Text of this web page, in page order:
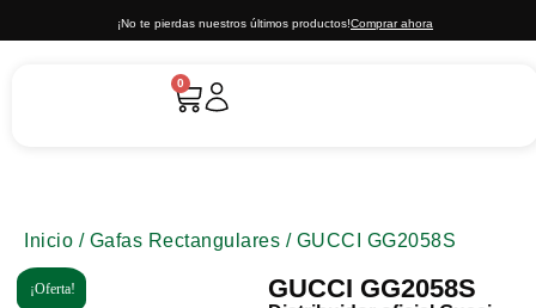
¡No te pierdas nuestros últimos productos!Comprar ahora
0
Inicio / Gafas Rectangulares / GUCCI GG2058S
¡Oferta! GUCCI GG2058S